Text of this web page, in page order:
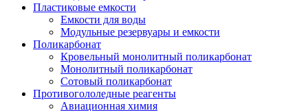
Пластиковые емкости
Емкости для воды
Модульные резервуары и емкости
Поликарбонат
Кровельный монолитный поликарбонат
Монолитный поликарбонат
Сотовый поликарбонат
Противогололедные реагенты
Авиационная химия